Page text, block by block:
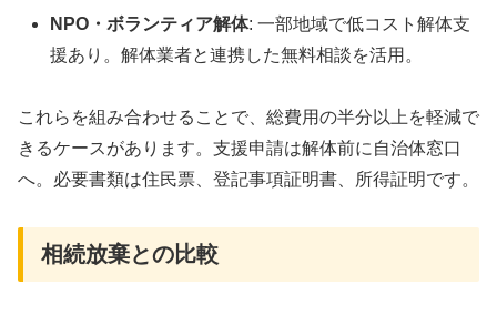
NPO・ボランティア解体: 一部地域で低コスト解体支
援あり。解体業者と連携した無料相談を活用。
これらを組み合わせることで、総費用の半分以上を軽減で
きるケースがあります。支援申請は解体前に自治体窓口
へ。必要書類は住民票、登記事項証明書、所得証明です。
相続放棄との比較